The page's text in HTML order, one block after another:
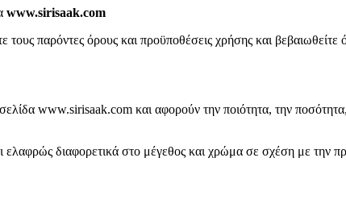
www.sirisaak.com
παρόντες όρους και προϋποθέσεις χρήσης και βεβαιωθείτε
www.sirisaak.com και αφορούν την ποιότητα, την
διαφορετικά στο μέγεθος και χρώμα σε σχέση με την